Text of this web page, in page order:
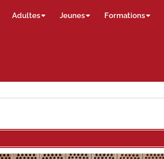
Adultes Jeunes Formations